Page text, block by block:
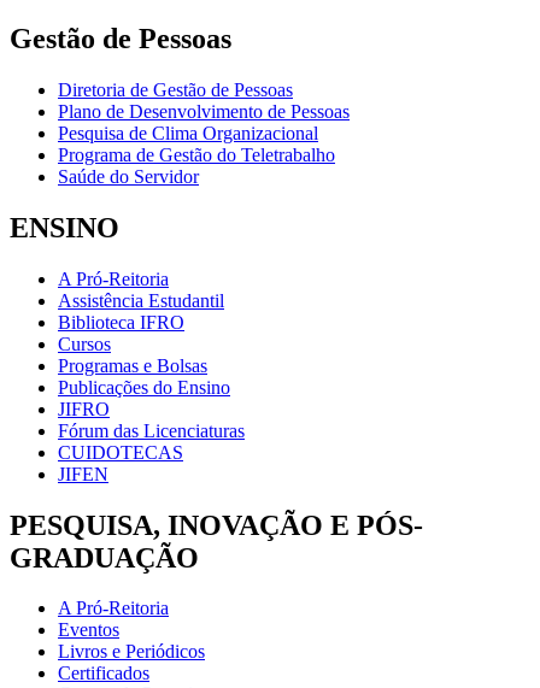
Gestão de Pessoas
Diretoria de Gestão de Pessoas
Plano de Desenvolvimento de Pessoas
Pesquisa de Clima Organizacional
Programa de Gestão do Teletrabalho
Saúde do Servidor
ENSINO
A Pró-Reitoria
Assistência Estudantil
Biblioteca IFRO
Cursos
Programas e Bolsas
Publicações do Ensino
JIFRO
Fórum das Licenciaturas
CUIDOTECAS
JIFEN
PESQUISA, INOVAÇÃO E PÓS-
GRADUAÇÃO
A Pró-Reitoria
Eventos
Livros e Periódicos
Certificados